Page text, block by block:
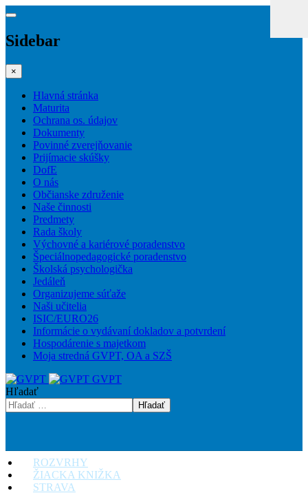
Sidebar
×
Hlavná stránka
Maturita
Ochrana os. údajov
Dokumenty
Povinné zverejňovanie
Prijímacie skúšky
DofE
O nás
Občianske združenie
Naše činnosti
Predmety
Rada školy
Výchovné a kariérové poradenstvo
Špeciálnopedagogické poradenstvo
Školská psychologička
Jedáleň
Organizujeme súťaže
Naši učitelia
ISIC/EURO26
Informácie o vydávaní dokladov a potvrdení
Hospodárenie s majetkom
Moja stredná GVPT, OA a SZŠ
GVPT
Hľadať
Hľadať
ROZVRHY
ŽIACKA KNIŽKA
STRAVA